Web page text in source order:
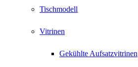
Tischmodell
Vitrinen
Gekühlte Aufsatzvitrinen